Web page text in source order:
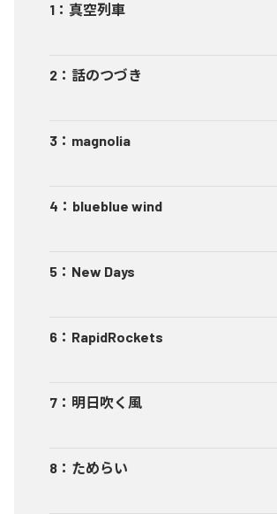
1 ： 真空列車
2 ： 話のつづき
3 ： magnolia
4 ： blueblue wind
5 ： New Days
6 ： RapidRockets
7 ： 明日吹く風
8 ： ためらい